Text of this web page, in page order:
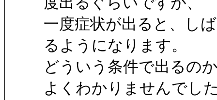
一度症状が出ると、し
るようになります。
どういう条件で出るの
よくわかりませんでし